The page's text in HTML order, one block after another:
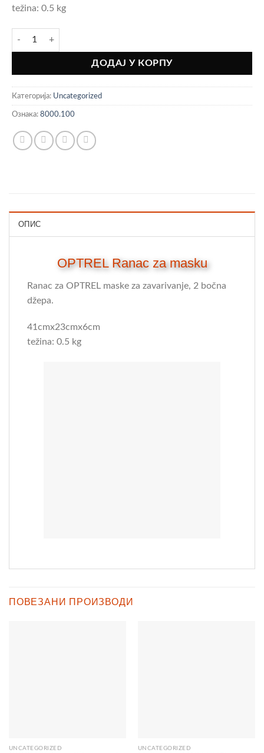
težina: 0.5 kg
OPTREL Ranac za masku количина
ДОДАЈ У КОРПУ
Категорија: Uncategorized
Ознака: 8000.100
ОПИС
OPTREL Ranac za masku
Ranac za OPTREL maske za zavarivanje, 2 bočna
džepa.
41cmx23cmx6cm
težina: 0.5 kg
ПОВЕЗАНИ ПРОИЗВОДИ
UNCATEGORIZED UNCATEGORIZED